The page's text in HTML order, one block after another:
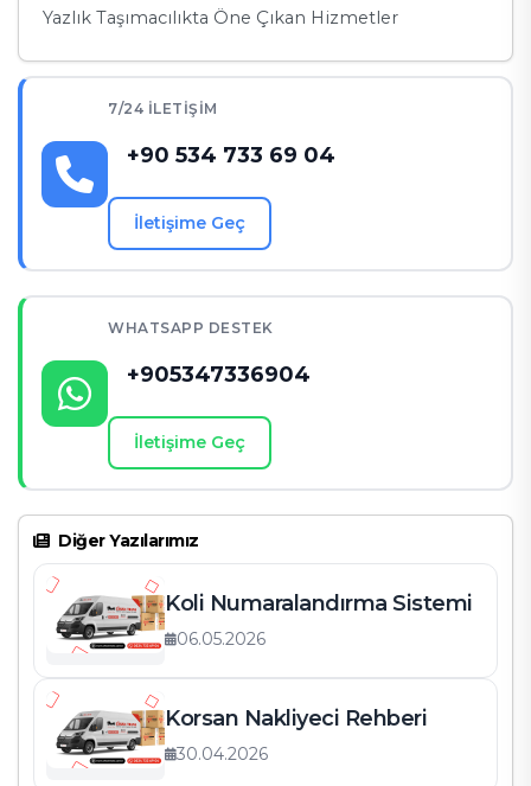
Yazlık Taşımacılıkta Öne Çıkan Hizmetler
1. Sezonluk Evler İçin Hızlı Taşıma
2. Büyük Ölçekli Eşyalar İçin Hassas Taşımacılık
Tablo 2: Yazlık ve Sezonluk Taşımacılığın Avantajları
Sıkça Sorulan Sorular
7/24 İLETIŞIM
+90 534 733 69 04
İletişime Geç
WHATSAPP DESTEK
+905347336904
İletişime Geç
Diğer Yazılarımız
Koli Numaralandırma Sistemi
06.05.2026
Korsan Nakliyeci Rehberi
30.04.2026